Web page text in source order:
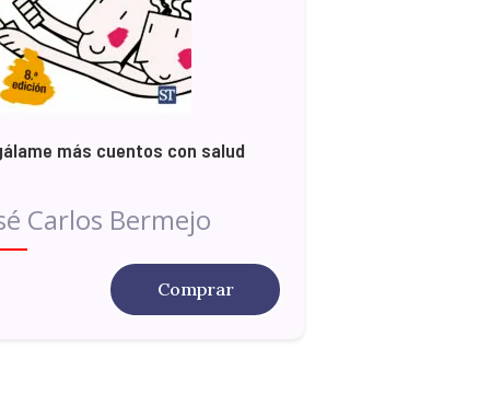
más cuentos con salud
Carlos Bermejo
Comprar